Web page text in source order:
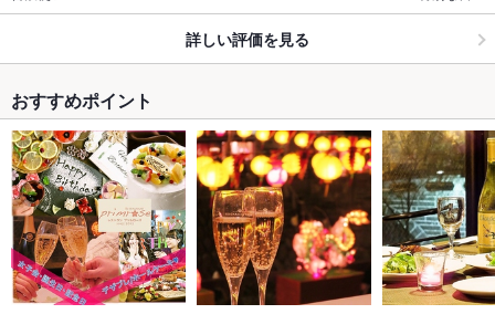
詳しい評価を見る
おすすめポイント